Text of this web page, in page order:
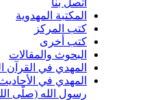
المهدوية
والمقالات
في القرآن الكريم
في الأحاديث
الله (صلّى الله عليه وآله)